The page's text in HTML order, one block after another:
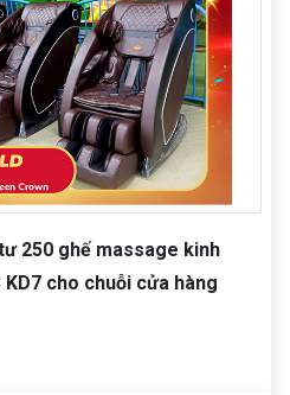
250 ghế massage kinh
cho chuỗi cửa hàng